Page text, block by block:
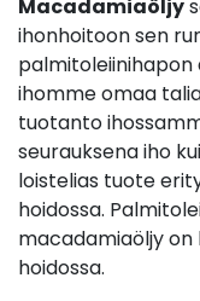
Macadamiaöljy
ihonhoitoon sen
palmitoleiinihapon
ihomme omaa
tuotanto
seurauksena iho
loistelias tuote
hoidossa.
macadamiaöljy
hoidossa.